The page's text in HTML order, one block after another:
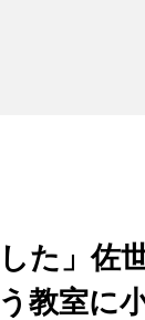
た」佐
教室に